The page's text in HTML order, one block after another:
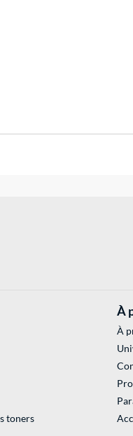
toners
À
À